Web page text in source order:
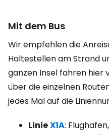
Mit dem Bus
Wir empfehlen die
Haltestellen am Strand
ganzen Insel fahren hier
über die einzelnen
jedes Mal auf die
LinieX1A: